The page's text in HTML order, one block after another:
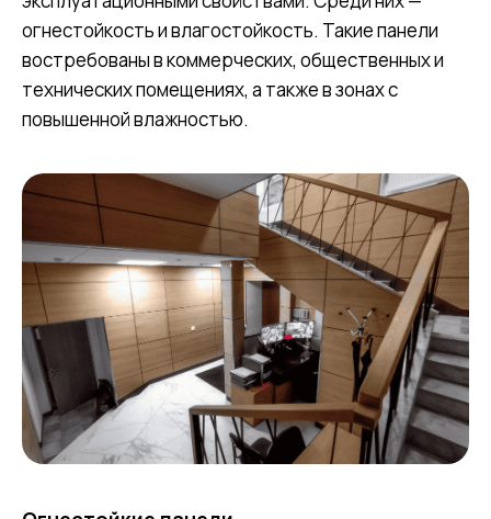
огнестойкость и влагостойкость. Такие панели
востребованы в коммерческих, общественных и
технических помещениях, а также в зонах с
повышенной влажностью.